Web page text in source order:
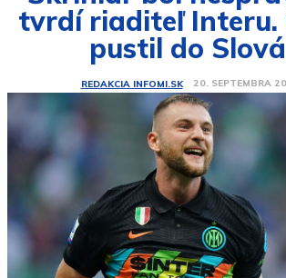
tvrdí riaditeľ Interu.
pustil do
REDAKCIA INFOMI.SK 20. SEPTEMBRA